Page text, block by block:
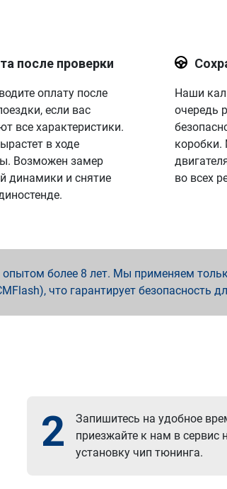
после проверки
оплату после
если вас
все характеристики.
в ходе
Возможен замер
динамики и снятие
Наши
очередь
во всех
более 8 лет. Мы применяем
что гарантирует безопасность
2
Запишитесь на удобное
приезжайте к нам в сервис
установку чип тюнинга.